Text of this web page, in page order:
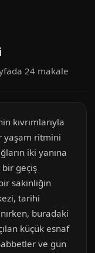
24 makale
kıvrımlarıyla
yaşam ritmini
iki yanına
bir geçiş
sakinliğin
tarihi
buradaki
küçük esnaf
ve gün